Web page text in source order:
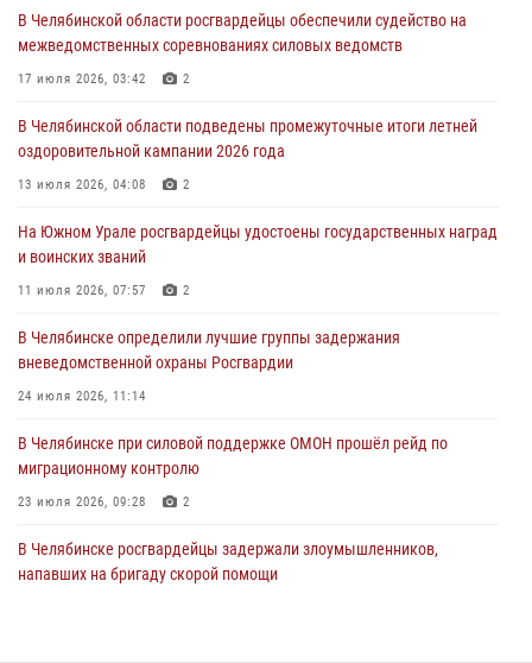
Авиация Росгвардии совершила более 250 санитарных вылетов в
Донецкой Народной Республике
31 июля 2026, 11:33
Росгвардия обеспечивает безопасность граждан на южном
направлении
31 июля 2026, 11:32
В Уральском округе Росгвардии состоялось заседание
оперативного штаба
30 июля 2026, 10:53
В Челябинской области росгвардейцы обеспечили судейство на
межведомственных соревнованиях силовых ведомств
17 июля 2026, 03:42 2
В Челябинской области подведены промежуточные итоги летней
оздоровительной кампании 2026 года
13 июля 2026, 04:08 2
На Южном Урале росгвардейцы удостоены государственных наград
и воинских званий
11 июля 2026, 07:57 2
В Челябинске определили лучшие группы задержания
вневедомственной охраны Росгвардии
24 июля 2026, 11:14
В Челябинске при силовой поддержке ОМОН прошёл рейд по
миграционному контролю
23 июля 2026, 09:28 2
В Челябинске росгвардейцы задержали злоумышленников,
напавших на бригаду скорой помощи